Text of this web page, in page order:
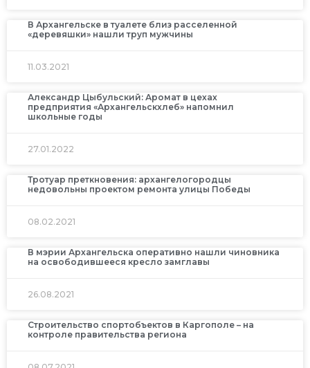
В Архангельске в туалете близ расселенной
«деревяшки» нашли труп мужчины
11.03.2021
Александр Цыбульский: Аромат в цехах
предприятия «Архангельскхлеб» напомнил
школьные годы
27.01.2022
Тротуар преткновения: архангелогородцы
недовольны проектом ремонта улицы Победы
08.02.2021
В мэрии Архангельска оперативно нашли чиновника
на освободившееся кресло замглавы
26.08.2021
Строительство спортобъектов в Каргополе – на
контроле правительства региона